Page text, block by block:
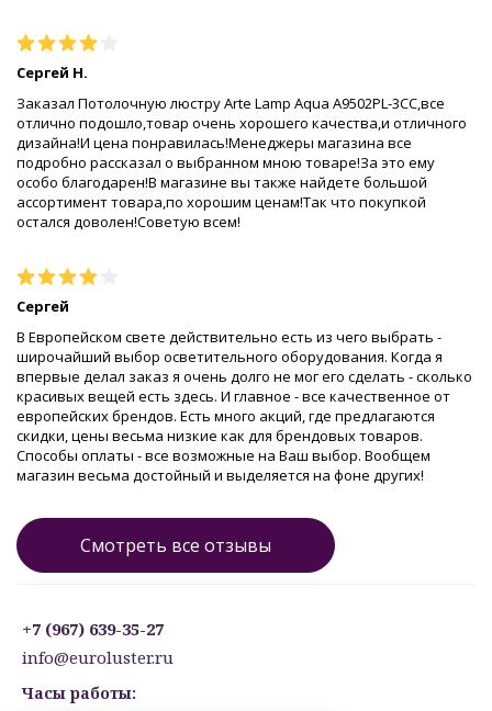
Сергей Н.
Заказал Потолочную люстру Arte Lamp Aqua A9502PL-3CC,все
отлично подошло,товар очень хорошего качества,и отличного
дизайна!И цена понравилась!Менеджеры магазина все
подробно рассказал о выбранном мною товаре!За это ему
особо благодарен!В магазине вы также найдете большой
ассортимент товара,по хорошим ценам!Так что покупкой
остался доволен!Советую всем!
Сергей
В Европейском свете действительно есть из чего выбрать -
широчайший выбор осветительного оборудования. Когда я
впервые делал заказ я очень долго не мог его сделать - сколько
красивых вещей есть здесь. И главное - все качественное от
европейских брендов. Есть много акций, где предлагаются
скидки, цены весьма низкие как для брендовых товаров.
Способы оплаты - все возможные на Ваш выбор. Вообщем
магазин весьма достойный и выделяется на фоне других!
Смотреть все отзывы
+7 (967) 639-35-27
info@euroluster.ru
Часы работы: